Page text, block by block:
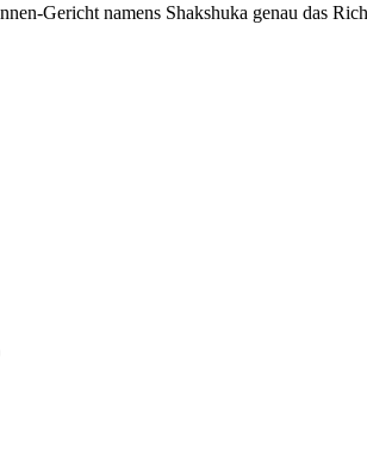
Gericht namens Shakshuka genau das